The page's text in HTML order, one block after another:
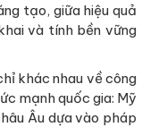
tạo, giữa hiệu quả
và tính bền vững
khác nhau về công
mạnh quốc gia: Mỹ
Âu dựa vào pháp